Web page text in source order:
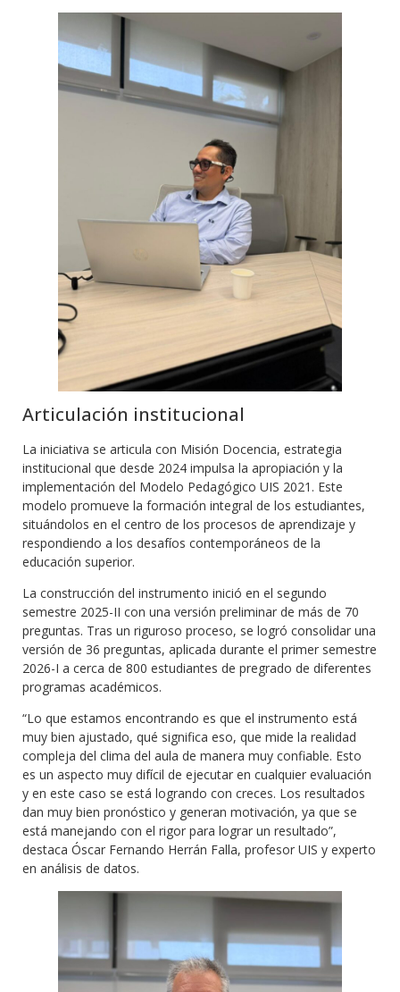
Articulación institucional
La iniciativa se articula con Misión Docencia, estrategia
institucional que desde 2024 impulsa la apropiación y la
implementación del Modelo Pedagógico UIS 2021. Este
modelo promueve la formación integral de los estudiantes,
situándolos en el centro de los procesos de aprendizaje y
respondiendo a los desafíos contemporáneos de la
educación superior.
La construcción del instrumento inició en el segundo
semestre 2025-II con una versión preliminar de más de 70
preguntas. Tras un riguroso proceso, se logró consolidar una
versión de 36 preguntas, aplicada durante el primer semestre
2026-I a cerca de 800 estudiantes de pregrado de diferentes
programas académicos.
“Lo que estamos encontrando es que el instrumento está
muy bien ajustado, qué significa eso, que mide la realidad
compleja del clima del aula de manera muy confiable. Esto
es un aspecto muy difícil de ejecutar en cualquier evaluación
y en este caso se está logrando con creces. Los resultados
dan muy bien pronóstico y generan motivación, ya que se
está manejando con el rigor para lograr un resultado”,
destaca Óscar Fernando Herrán Falla, profesor UIS y experto
en análisis de datos.